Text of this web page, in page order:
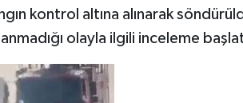
kontrol altına alınarak
olayla ilgili inceleme